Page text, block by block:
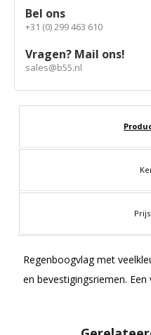
Bel ons
+31 (0) 299 463 610
Vragen? Mail ons!
sales@b55.nl
Regenboogvlag met
en bevestigingsriemen.